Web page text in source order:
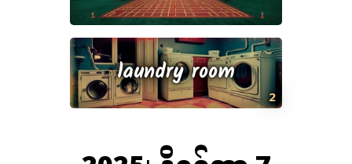
2
laundry room